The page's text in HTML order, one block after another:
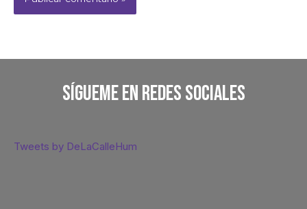
Sígueme En Redes Sociales
Tweets by DeLaCalleHum